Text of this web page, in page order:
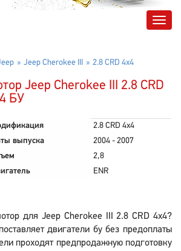
Jeep Cherokee III 2.8 CRD 4x4
Jeep Cherokee III 2.8 CRD
БУ
2.8 CRD 4x4
выпуска
2004 - 2007
2,8
ENR
для Jeep Cherokee III 2.8 CRD 4x4?
двигатели бу без предоплаты
проходят предпродажную подготовку